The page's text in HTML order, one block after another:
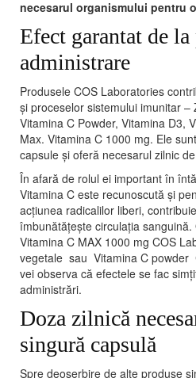
necesarul organismului pentru
Efect garantat de
administrare
Produsele COS Laboratories
și proceselor sistemului imunitar –
Vitamina C Powder, Vitamina D3,
Max. Vitamina C 1000 mg. Ele
capsule și oferă necesarul zilnic
În afară de rolul ei important în
Vitamina C este recunoscută și
acțiunea radicalilor liberi,
îmbunătățește circulația
Vitamina C MAX 1000 mg COS
vegetale sau Vitamina C powder
vei observa că efectele se fac
administrări.
Doza zilnică
singură capsulă
Spre deoserbire de alte produse